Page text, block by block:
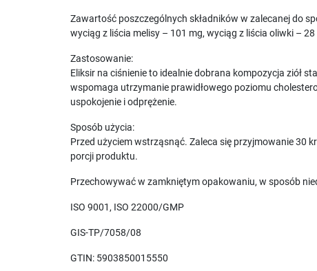
Zawartość poszczególnych składników w zalecanej do
wyciąg z liścia melisy – 101 mg, wyciąg z liścia oliwki – 28
Zastosowanie:
Eliksir na ciśnienie to idealnie dobrana kompozycja ziół
wspomaga utrzymanie prawidłowego poziomu
uspokojenie i odprężenie.
Sposób użycia:
Przed użyciem wstrząsnąć. Zaleca się przyjmowanie 30
porcji produktu.
Przechowywać w zamkniętym opakowaniu, w sposób
ISO 9001, ISO 22000/GMP
GIS-TP/7058/08
GTIN: 5903850015550